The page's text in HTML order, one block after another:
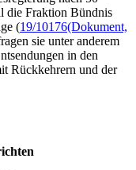
die Fraktion Bündnis
(19/10176(Dokument,
sie unter anderem
in den
Rückkehrern und der